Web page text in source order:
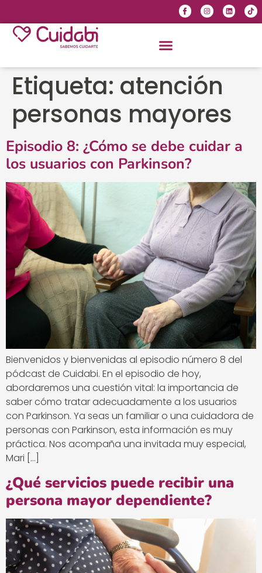
Etiqueta: atención
personas mayores
Episodio 8: ¿Cómo se debe cuidar a
los usuarios con Parkinson?
Bienvenidos y bienvenidas al episodio número 8 del
pódcast de Cuidabi. En el episodio de hoy,
abordaremos una cuestión vital: la importancia de
saber cómo tratar adecuadamente a los usuarios
con Parkinson. Ya seas un familiar o una cuidadora de
personas con Parkinson, esta información es muy
práctica. Nos acompaña una invitada muy especial,
Mari […]
¿Qué servicios puede recibir una
persona mayor dependiente?